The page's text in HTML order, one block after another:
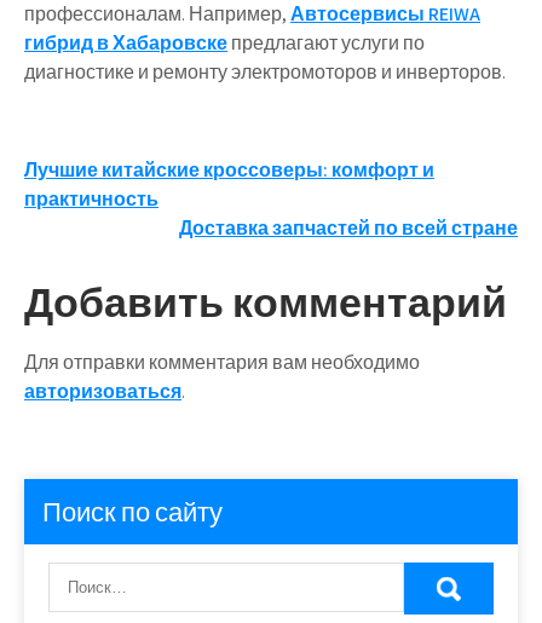
профессионалам. Например,Автосервисы REIWA
гибрид в Хабаровскепредлагают услуги по
диагностике и ремонту электромоторов и инверторов.
Навигация
по
Лучшие китайские кроссоверы: комфорт и
практичность
Доставка запчастей по всей стране
Добавить комментарий
Для отправки комментария вам необходимо
авторизоваться.
Поиск по сайту